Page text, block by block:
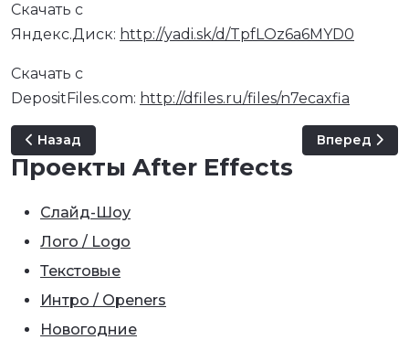
Скачать с
Яндекс.Диск: http://yadi.sk/d/TpfLOz6a6MYD0
Скачать с
DepositFiles.com: http://dfiles.ru/files/n7ecaxfia
Предыдущий: New Solid
Назад Следующий:
Вперед
Проекты After Effects
Слайд-Шоу
Лого / Logo
Текстовые
Интро / Openers
Новогодние